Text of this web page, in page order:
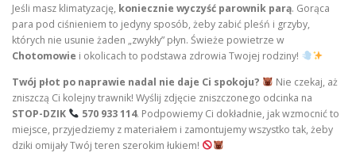
Jeśli masz klimatyzację, koniecznie wyczyść parownik parą. Gorąca
para pod ciśnieniem to jedyny sposób, żeby zabić pleśń i grzyby,
których nie usunie żaden „zwykły” płyn. Świeże powietrze w
Chotomowie i okolicach to podstawa zdrowia Twojej rodziny!
Twój płot po naprawie nadal nie daje Ci spokoju?
Nie czekaj, aż
zniszczą Ci kolejny trawnik! Wyślij zdjęcie zniszczonego odcinka na
STOP-DZIK
570 933 114. Podpowiemy Ci dokładnie, jak wzmocnić to
miejsce, przyjedziemy z materiałem i zamontujemy wszystko tak, żeby
dziki omijały Twój teren szerokim łukiem!